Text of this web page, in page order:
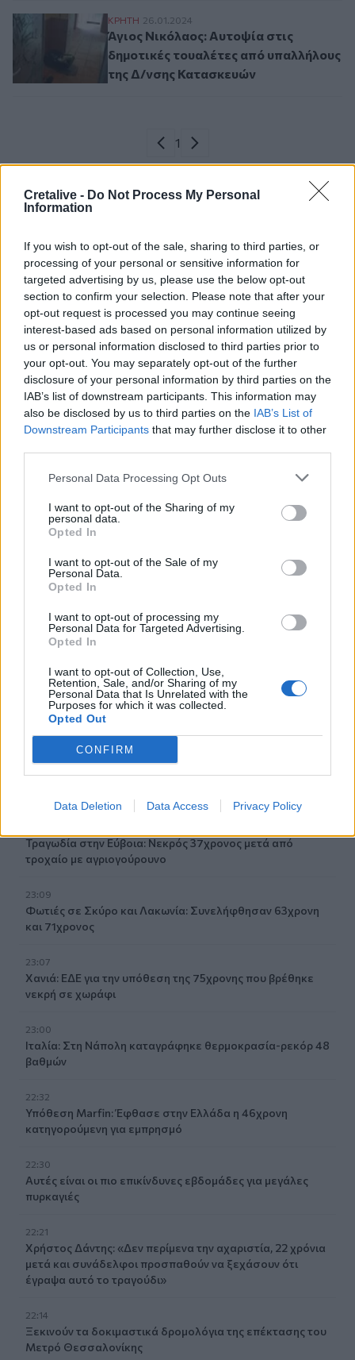
Cretalive - Do Not Process My Personal
Information
If you wish to opt-out of the sale, sharing to third parties, or
processing of your personal or sensitive information for
targeted advertising by us, please use the below opt-out
section to confirm your selection. Please note that after your
opt-out request is processed you may continue seeing
interest-based ads based on personal information utilized by
us or personal information disclosed to third parties prior to
your opt-out. You may separately opt-out of the further
disclosure of your personal information by third parties on the
IAB’s list of downstream participants. This information may
also be disclosed by us to third parties on the IAB’s List of
Downstream Participants that may further disclose it to other
Personal Data Processing Opt Outs
I want to opt-out of the Sharing of my
personal data.
Opted In
I want to opt-out of the Sale of my
Personal Data.
Opted In
I want to opt-out of processing my
Personal Data for Targeted Advertising.
Opted In
I want to opt-out of Collection, Use,
Retention, Sale, and/or Sharing of my
Personal Data that Is Unrelated with the
Purposes for which it was collected.
Opted Out
CONFIRM
Data Deletion Data Access Privacy Policy
Άγιος Νικόλαος: Αυτοψία στις
ΚΡΗΤΗ 26.01.2024
Άγιος Νικόλαος: Αυτοψία στις
δημοτικές τουαλέτες από υπαλλήλους
της Δ/νσης Κατασκευών
Σελιδοποίηση
Προηγούμενη σελίδα
Current page
1 Next page
02:51
Ο έρωτας θα πρωταγωνιστήσει στη ζωή αυτών των
ζωδίων τον Αύγουστο
01:42
Καύσωνας στο γραφείο: Πόσο μπορεί να χαλαρώσει το
dress code
Παιδιά στην πισίνα: 6 απαράβατοι κανόνες για την
πρόληψη του πνιγμού
Ανατριχιαστικό βίντεο από τον σεισμό στην Ιαπωνία:
Γιατροί προστατεύουν με τα σώματά τους ασθενή την
ώρα του χειρουργείου
23:54
Τραμπ: Ο πόλεμος με το Ιράν "θα τελειώσει σύντομα"
23:43
30χρονη έπεσε στη θάλασσα από την γέφυρα της
23:32
Οι «μαύρες χήρες» της Ρωσίας: Παντρεύονται
νεοσύλλεκτους πριν μεταβούν στο μέτωπο για να
εισπράξουν τις «παχυλές» αποζημιώσεις
23:25
Τραγωδία στην Εύβοια: Νεκρός 37χρονος μετά από
τροχαίο με αγριογούρουνο
23:09
Φωτιές σε Σκύρο και Λακωνία: Συνελήφθησαν 63χρονη
και 71χρονος
23:07
Χανιά: ΕΔΕ για την υπόθεση της 75χρονης που βρέθηκε
νεκρή σε χωράφι
23:00
Ιταλία: Στη Νάπολη καταγράφηκε θερμοκρασία-ρεκόρ 48
βαθμών
22:32
Υπόθεση Marfin: Έφθασε στην Ελλάδα η 46χρονη
κατηγορούμενη για εμπρησμό
22:30
Αυτές είναι οι πιο επικίνδυνες εβδομάδες για μεγάλες
πυρκαγιές
22:21
Χρήστος Δάντης: «Δεν περίμενα την αχαριστία, 22 χρόνια
μετά και συνάδελφοι προσπαθούν να ξεχάσουν ότι
έγραψα αυτό το τραγούδι»
22:14
Ξεκινούν τα δοκιμαστικά δρομολόγια της επέκτασης του
Μετρό Θεσσαλονίκης